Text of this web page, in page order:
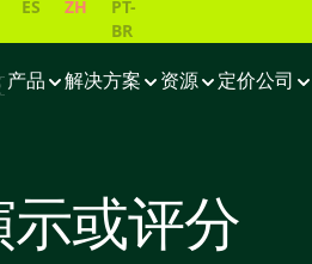
ES ZH
PT-
BR
产品 解决方案 资源 定价公司
或评分